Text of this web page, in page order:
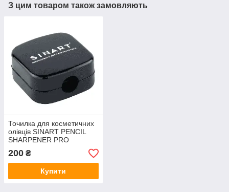
З цим товаром також замовляють
Точилка для косметичних
олівців SINART PENCIL
SHARPENER PRO
200 ₴
Купити